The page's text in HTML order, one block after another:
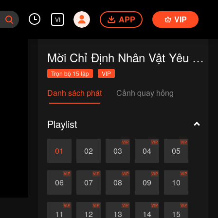
VI APP VIP
Mời Chỉ Định Nhân Vật Yêu Đương
Trọn bộ 15 tập VIP
Danh sách phát Cảnh quay hỏng
Playlist
01 02 03
VIP
04
VIP
05
VIP
06
VIP
07
VIP
08
VIP
09
VIP
10
VIP
11
VIP
12
VIP
13
VIP
14
VIP
15
VIP